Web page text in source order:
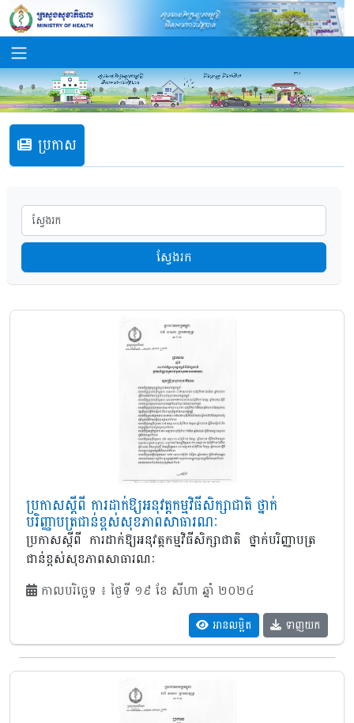
ប្រកាស
ស្វែងរក
ប្រកាសស្តីពី ការដាក់ឱ្យអនុវត្តកម្មវិធីសិក្សាជាតិ ថ្នាក់
បរិញ្ញាបត្រជាន់ខ្ពស់សុខភាពសាធារណៈ
ប្រកាសស្តីពី ការដាក់ឱ្យអនុវត្តកម្មវិធីសិក្សាជាតិ ថ្នាក់បរិញ្ញាបត្រ
ជាន់ខ្ពស់សុខភាពសាធារណៈ
កាលបរិច្ឆេទ ៖ ថ្ងៃទី ១៩ ខែ សីហា ឆ្នាំ ២០២៤
អានលម្អិត ទាញយក